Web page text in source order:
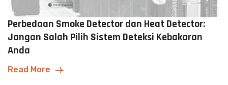
Perbedaan Smoke Detector dan Heat Detector:
Jangan Salah Pilih Sistem Deteksi Kebakaran
Anda
Read More